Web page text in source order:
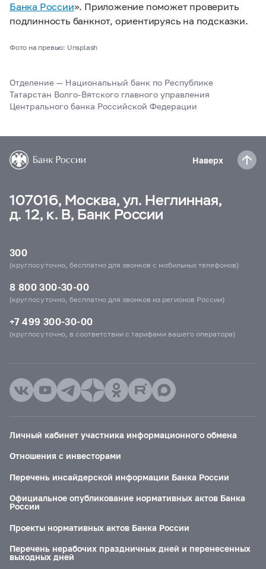
Банка России». Приложение поможет проверить
подлинность банкнот, ориентируясь на подсказки.
Фото на превью: Unsplash
Отделение — Национальный банк по Республике
Татарстан Волго-Вятского главного управления
Центрального банка Российской Федерации
Наверх
107016, Москва, ул. Неглинная,
д. 12, к. В, Банк России
300
(круглосуточно, бесплатно для звонков с мобильных телефонов)
8 800 300-30-00
(круглосуточно, бесплатно для звонков из регионов России)
+7 499 300-30-00
(круглосуточно, в соответствии с тарифами вашего оператора)
Личный кабинет участника информационного обмена
Отношения с инвесторами
Перечень инсайдерской информации Банка России
Официальное опубликование нормативных актов Банка
России
Проекты нормативных актов Банка России
Перечень нерабочих праздничных дней и перенесенных
выходных дней